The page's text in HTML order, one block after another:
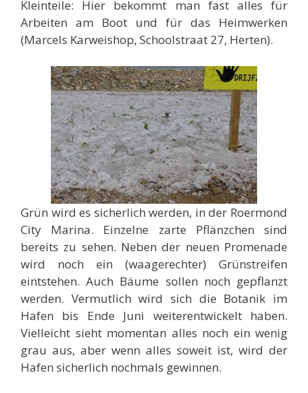
Kleinteile: Hier bekommt man fast alles für
Arbeiten am Boot und für das Heimwerken
(Marcels Karweishop, Schoolstraat 27, Herten).
Grün wird es sicherlich werden, in der Roermond
City Marina. Einzelne zarte Pflänzchen sind
bereits zu sehen. Neben der neuen Promenade
wird noch ein (waagerechter) Grünstreifen
eintstehen. Auch Bäume sollen noch gepflanzt
werden. Vermutlich wird sich die Botanik im
Hafen bis Ende Juni weiterentwickelt haben.
Vielleicht sieht momentan alles noch ein wenig
grau aus, aber wenn alles soweit ist, wird der
Hafen sicherlich nochmals gewinnen.